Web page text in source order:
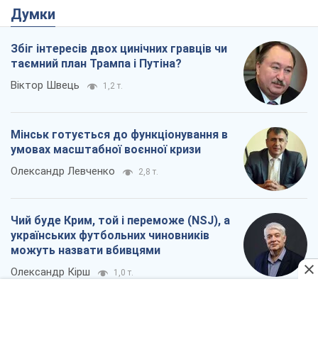
Думки
Збіг інтересів двох цинічних гравців чи
таємний план Трампа і Путіна?
Віктор Швець 1,2 т.
Мінськ готується до функціонування в
умовах масштабної воєнної кризи
Олександр Левченко 2,8 т.
Чий буде Крим, той і переможе (NSJ), а
українських футбольних чиновників
можуть назвати вбивцями
Олександр Кірш 1,0 т.